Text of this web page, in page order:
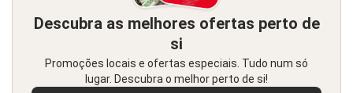
Descubra as melhores ofertas perto de
si
Promoções locais e ofertas especiais. Tudo num só
lugar. Descubra o melhor perto de si!